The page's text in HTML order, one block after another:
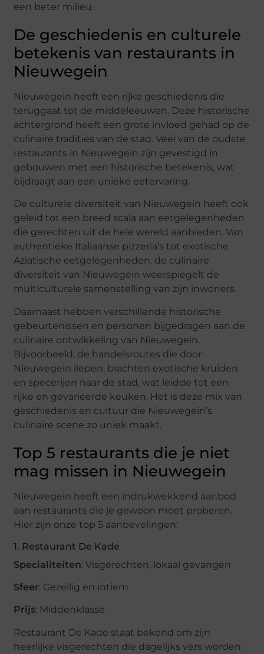
een beter milieu.
De geschiedenis en culturele
betekenis van restaurants in
Nieuwegein
Nieuwegein heeft een rijke geschiedenis die
teruggaat tot de middeleeuwen. Deze historische
achtergrond heeft een grote invloed gehad op de
culinaire tradities van de stad. Veel van de oudste
restaurants in Nieuwegein zijn gevestigd in
gebouwen met een historische betekenis, wat
bijdraagt aan een unieke eetervaring.
De culturele diversiteit van Nieuwegein heeft ook
geleid tot een breed scala aan eetgelegenheden
die gerechten uit de hele wereld aanbieden. Van
authentieke Italiaanse pizzeria’s tot exotische
Aziatische eetgelegenheden, de culinaire
diversiteit van Nieuwegein weerspiegelt de
multiculturele samenstelling van zijn inwoners.
Daarnaast hebben verschillende historische
gebeurtenissen en personen bijgedragen aan de
culinaire ontwikkeling van Nieuwegein.
Bijvoorbeeld, de handelsroutes die door
Nieuwegein liepen, brachten exotische kruiden
en specerijen naar de stad, wat leidde tot een
rijke en gevarieerde keuken. Het is deze mix van
geschiedenis en cultuur die Nieuwegein’s
culinaire scene zo uniek maakt.
Top 5 restaurants die je niet
mag missen in Nieuwegein
Nieuwegein heeft een indrukwekkend aanbod
aan restaurants die je gewoon moet proberen.
Hier zijn onze top 5 aanbevelingen:
1. Restaurant De Kade
Specialiteiten: Visgerechten, lokaal gevangen
Sfeer: Gezellig en intiem
Prijs: Middenklasse
Restaurant De Kade staat bekend om zijn
heerlijke visgerechten die dagelijks vers worden